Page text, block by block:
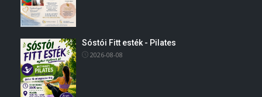
Sóstói Fitt esték - Pilates
2026-08-08